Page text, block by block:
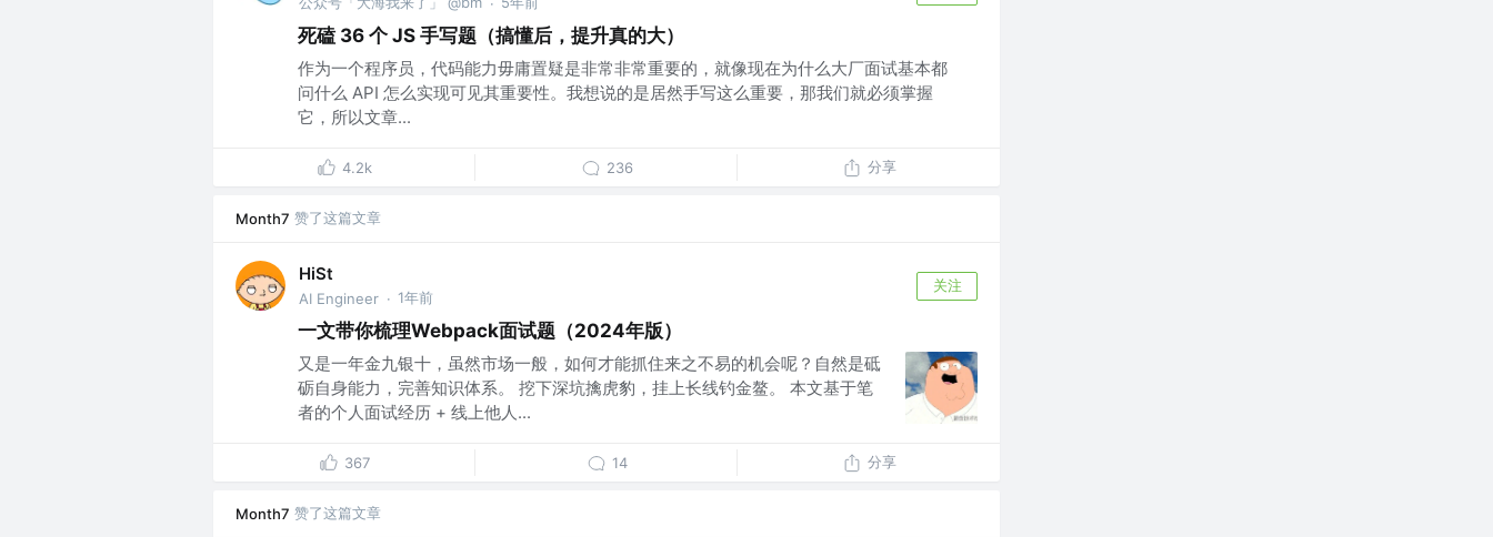
·
死磕 36 个 JS 手写题（搞懂后，提升真的大）
作为一个程序员，代码能力毋庸置疑是非常非常重要的，就像现在为什么大厂面试基本都
问什么 API 怎么实现可见其重要性。我想说的是居然手写这么重要，那我们就必须掌握
它，所以文章...
4.2k 236 分享
Month7 赞了这篇文章
HiSt
AI Engineer · 1年前
关注
一文带你梳理Webpack面试题（2024年版）
又是一年金九银十，虽然市场一般，如何才能抓住来之不易的机会呢？自然是砥
砺自身能力，完善知识体系。 挖下深坑擒虎豹，挂上长线钓金鳌。 本文基于笔
者的个人面试经历 + 线上他人...
367 14 分享
Month7 赞了这篇文章